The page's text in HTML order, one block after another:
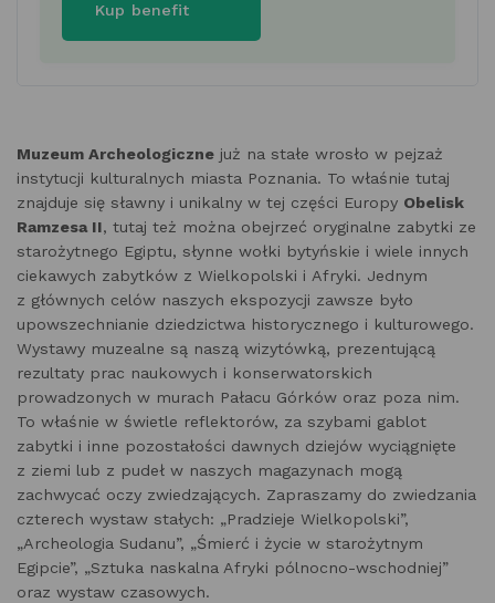
Kup benefit
Muzeum Archeologiczne już na stałe wrosło w pejzaż
instytucji kulturalnych miasta Poznania. To właśnie tutaj
znajduje się sławny i unikalny w tej części Europy Obelisk
Ramzesa II, tutaj też można obejrzeć oryginalne zabytki ze
starożytnego Egiptu, słynne wołki bytyńskie i wiele innych
ciekawych zabytków z Wielkopolski i Afryki. Jednym
z głównych celów naszych ekspozycji zawsze było
upowszechnianie dziedzictwa historycznego i kulturowego.
Wystawy muzealne są naszą wizytówką, prezentującą
rezultaty prac naukowych i konserwatorskich
prowadzonych w murach Pałacu Górków oraz poza nim.
To właśnie w świetle reflektorów, za szybami gablot
zabytki i inne pozostałości dawnych dziejów wyciągnięte
z ziemi lub z pudeł w naszych magazynach mogą
zachwycać oczy zwiedzających. Zapraszamy do zwiedzania
czterech wystaw stałych: „Pradzieje Wielkopolski”,
„Archeologia Sudanu”, „Śmierć i życie w starożytnym
Egipcie”, „Sztuka naskalna Afryki pólnocno-wschodniej”
oraz wystaw czasowych.